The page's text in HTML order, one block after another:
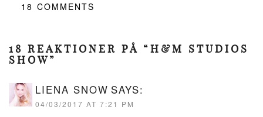
18 COMMENTS
18 REAKTIONER PÅ “H&M STUDIOS
SHOW”
LIENA SNOW SAYS:
04/03/2017 AT 7:21 PM